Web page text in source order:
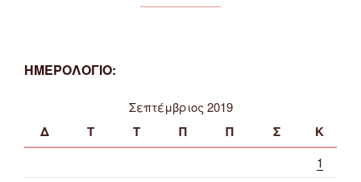
ΗΜΕΡΟΛΟΓΙΟ:
Σεπτέμβριος 2019
Δ Τ Τ Π Π Σ Κ
1